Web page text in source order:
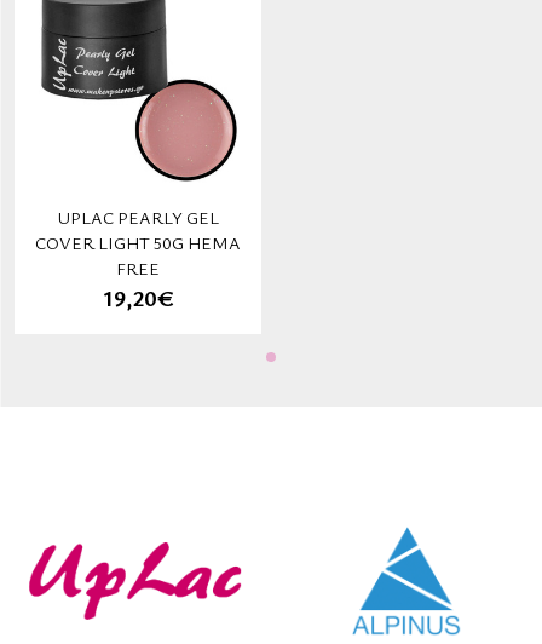
UPLAC PEARLY GEL
COVER LIGHT 50G HEMA
FREE
19,20€